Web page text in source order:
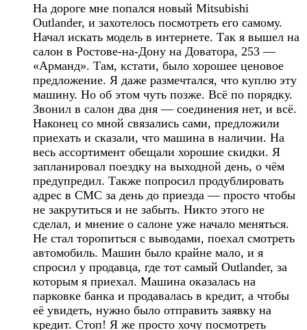
На дороге мне попался новый Mitsubishi
Outlander, и захотелось посмотреть его самому.
Начал искать модель в интернете. Так я вышел на
салон в Ростове-на-Дону на Доватора, 253 —
«Арманд». Там, кстати, было хорошее ценовое
предложение. Я даже размечтался, что куплю эту
машину. Но об этом чуть позже. Всё по порядку.
Звонил в салон два дня — соединения нет, и всё.
Наконец со мной связались сами, предложили
приехать и сказали, что машина в наличии. На
весь ассортимент обещали хорошие скидки. Я
запланировал поездку на выходной день, о чём
предупредил. Также попросил продублировать
адрес в СМС за день до приезда — просто чтобы
не закрутиться и не забыть. Никто этого не
сделал, и мнение о салоне уже начало меняться.
Не стал торопиться с выводами, поехал смотреть
автомобиль. Машин было крайне мало, и я
спросил у продавца, где тот самый Outlander, за
которым я приехал. Машина оказалась на
парковке банка и продавалась в кредит, а чтобы
её увидеть, нужно было отправить заявку на
кредит. Стоп! Я же просто хочу посмотреть